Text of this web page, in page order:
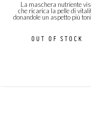
La maschera nutriente
che ricarica la pelle di
donandole un aspetto più
OUT OF STOCK